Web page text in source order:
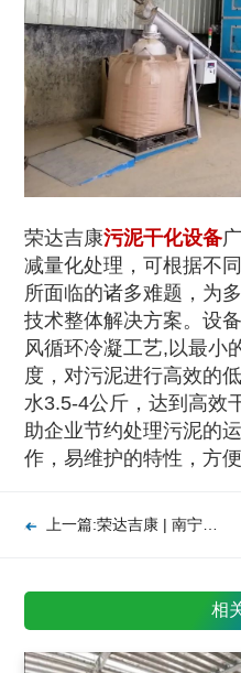
荣达吉康污泥干化设备
减量化处理，可根据不
所面临的诸多难题，为
技术整体解决方案。设
风循环冷凝工艺,以最小
度，对污泥进行高效的
水3.5-4公斤，达到高效
助企业节约处理污泥的
作，易维护的特性，方
相